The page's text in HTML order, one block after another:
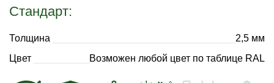
Стандарт:
Толщина
2,5 мм
Цвет
Возможен любой цвет по таблице RAL